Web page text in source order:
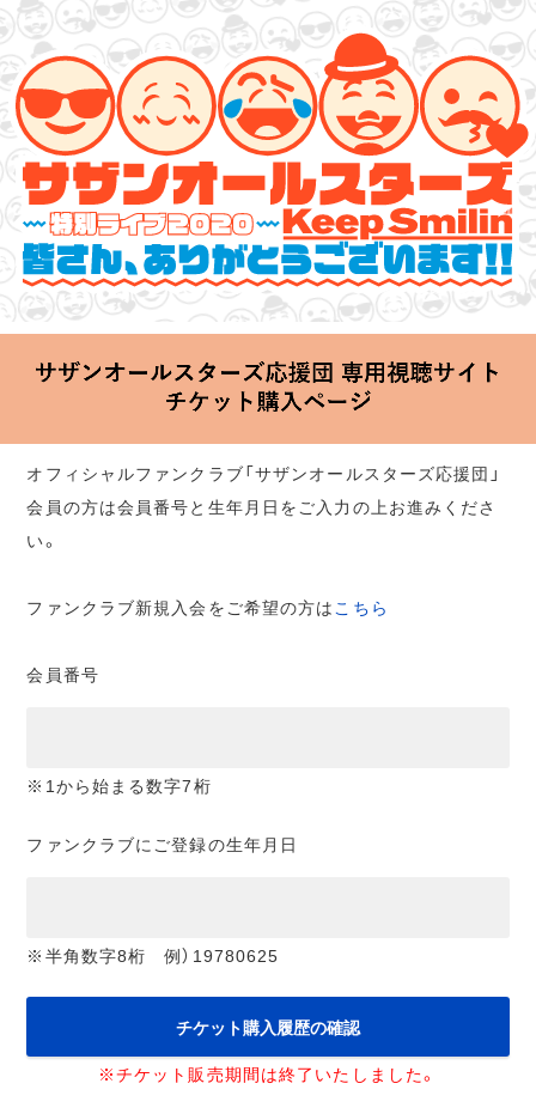
サザンオールスターズ 特別ライブ 2020
「Keep Smilin’～皆さん、ありがとうございます!!～」
2020.06.25 Thu 20:00 Start at 横浜アリーナ
オフィシャルファンクラブ「サザンオールスターズ応援団」
会員の方は会員番号と生年月日をご入力の上お進みくださ
い。
ファンクラブ新規入会をご希望の方は こちら
会員番号
※1から始まる数字7桁
ファンクラブにご登録の生年月日
※半角数字8桁 例）19780625
チケット購入履歴の確認
※チケット販売期間は終了いたしました。